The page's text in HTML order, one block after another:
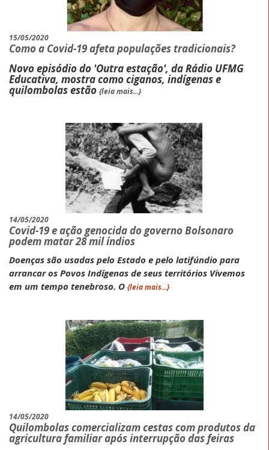
15/05/2020
Como a Covid-19 afeta populações tradicionais?
Novo episódio do 'Outra estação', da Rádio UFMG
Educativa, mostra como ciganos, indígenas e
quilombolas estão {leia mais...}
14/05/2020
Covid-19 e ação genocida do governo Bolsonaro
podem matar 28 mil índios
Doenças são usadas pelo Estado e pelo latifúndio para
arrancar os Povos Indígenas de seus territórios Vivemos
em um tempo tenebroso. O {leia mais...}
14/05/2020
Quilombolas comercializam cestas com produtos da
agricultura familiar após interrupção das feiras